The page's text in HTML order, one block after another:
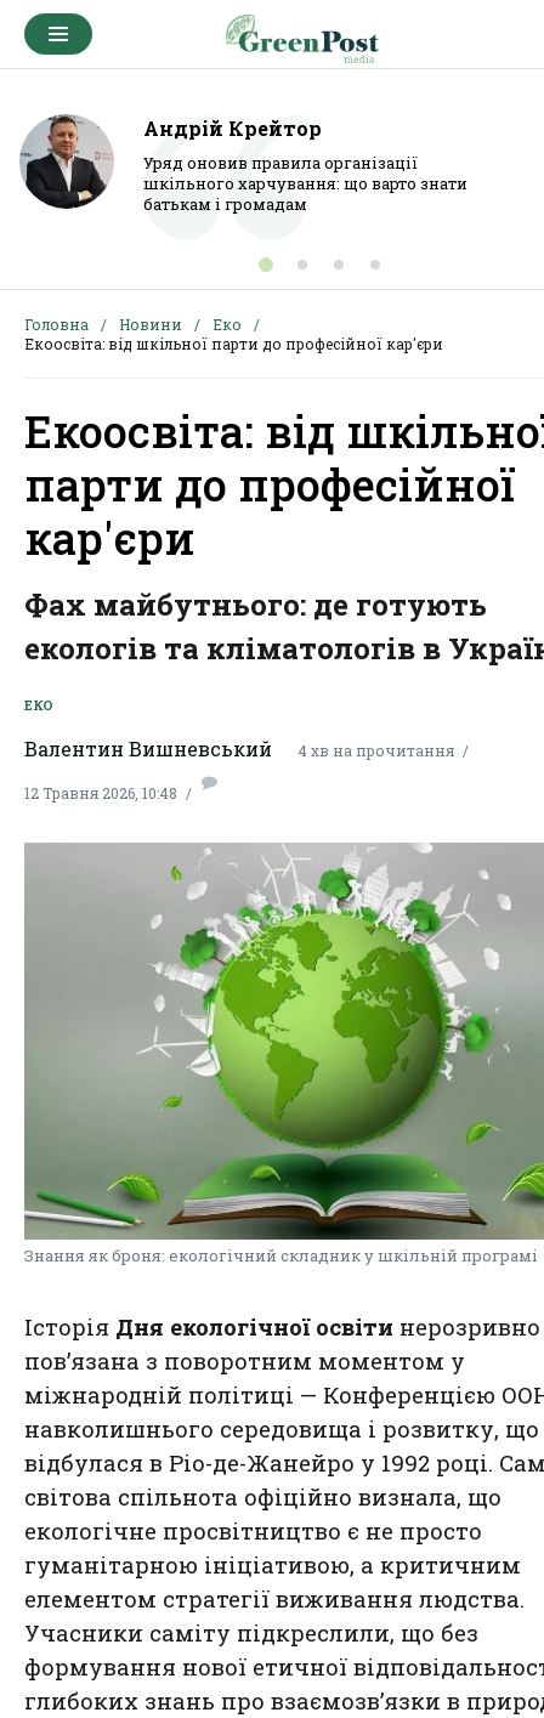
Андрій Крейтор
Уряд оновив правила організації
шкільного харчування: що варто знати
батькам і громадам
Головна Новини
Еко
Екоосвіта: від шкільної парти до професійної кар'єри
Екоосвіта: від
парти до професійної
кар'єри
Фах майбутнього: де готують
екологів та кліматологів в
ЕКО
Валентин Вишневський 4 хв на прочитання
12 Травня 2026, 10:48
Знання як броня: екологічний складник у шкільній програмі
Історія Дня екологічної освіти нерозривно
пов’язана з поворотним моментом у
міжнародній політиці — Конференцією
навколишнього середовища і розвитку, що
відбулася в Ріо-де-Жанейро у 1992 році.
світова спільнота офіційно визнала, що
екологічне просвітництво є не просто
гуманітарною ініціативою, а критичним
елементом стратегії виживання людства.
Учасники саміту підкреслили, що без
формування нової етичної
глибоких знань про взаємозв’язки в